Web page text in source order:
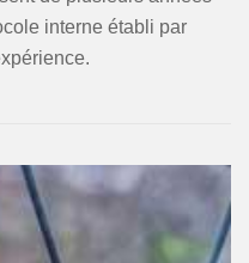
interne établi par